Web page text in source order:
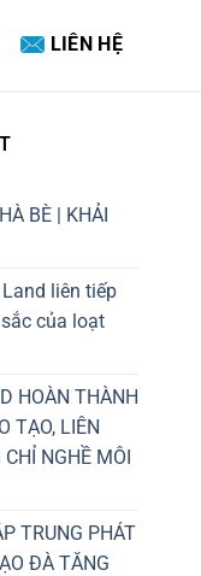
LIÊN HỆ
BÈ | KHẢI
liên tiếp
của loạt
HOÀN THÀNH
TẠO, LIÊN
NGHỀ MÔI
TRUNG PHÁT
ĐÀ TĂNG